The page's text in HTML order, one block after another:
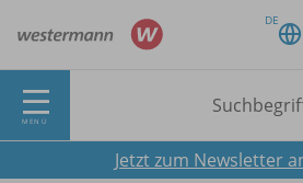
DE
MENÜ
Jetzt zum Newsletter